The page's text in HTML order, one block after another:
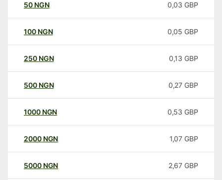
50 NGN 0,03 GBP
100 NGN 0,05 GBP
250 NGN 0,13 GBP
500 NGN 0,27 GBP
1000 NGN 0,53 GBP
2000 NGN 1,07 GBP
5000 NGN 2,67 GBP